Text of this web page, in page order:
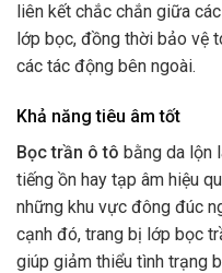
liên kết chắc chắn giữa
lớp bọc, đồng thời bảo vệ
các tác động bên ngoài.
Khả năng tiêu âm tốt
Bọc trần ô tô bằng da lộn
tiếng ồn hay tạp âm hiệu
những khu vực đông đúc
cạnh đó, trang bị lớp bọc
giúp giảm thiểu tình trạng